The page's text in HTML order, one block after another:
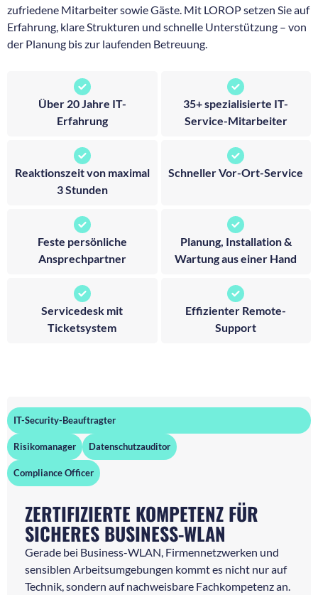
zufriedene Mitarbeiter sowie Gäste. Mit LOROP setzen Sie auf
Erfahrung, klare Strukturen und schnelle Unterstützung – von
der Planung bis zur laufenden Betreuung.
Über 20 Jahre IT-
Erfahrung
35+ spezialisierte IT-
Service-Mitarbeiter
Reaktionszeit von maximal
3 Stunden
Schneller Vor-Ort-Service
Feste persönliche
Ansprechpartner
Planung, Installation &
Wartung aus einer Hand
Servicedesk mit
Ticketsystem
Effizienter Remote-
Support
ZERTIFIZIERTE KOMPETENZ FÜR
SICHERES BUSINESS-WLAN
Gerade bei Business-WLAN, Firmennetzwerken und
sensiblen Arbeitsumgebungen kommt es nicht nur auf
Technik, sondern auf nachweisbare Fachkompetenz an.
IT-Security-Beauftragter
Risikomanager Datenschutzauditor
Compliance Officer